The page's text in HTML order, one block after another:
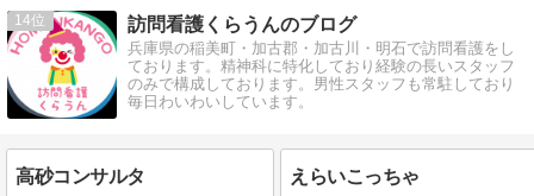
14 訪問看護くらうんのブログ
兵庫県の稲美町・加古郡・加古川・明石で訪問看護をし
ております。精神科に特化しており経験の長いスタッフ
のみで構成しております。男性スタッフも常駐しており
毎日わいわいしています。
高砂コンサルタ えらいこっちゃ